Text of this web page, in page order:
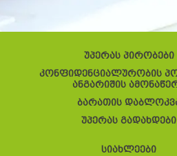
უპერას პირობები
კონფიდენციალურობის
ანგარიშის
ბარათის
უპერას გადახდები
სიახლეები